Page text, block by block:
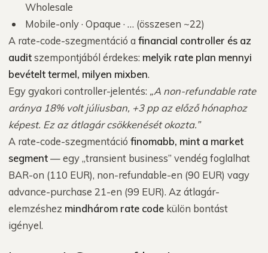
Wholesale
Mobile-only · Opaque · … (összesen ~22)
A rate-code-szegmentáció a financial controller és az
auditszempontjából érdekes: melyik rate plan mennyi
bevételt termel, milyen mixben.
Egy gyakori controller-jelentés: „A non-refundable rate
aránya 18% volt júliusban, +3 pp az előző hónaphoz
képest. Ez az átlagár csökkenését okozta.”
A rate-code-szegmentáció finomabb, mint a market
segment— egy „transient business” vendég foglalhat
BAR-on (110 EUR), non-refundable-en (90 EUR) vagy
advance-purchase 21-en (99 EUR). Az átlagár-
elemzéshez mindhárom rate code külön bontást
igényel.